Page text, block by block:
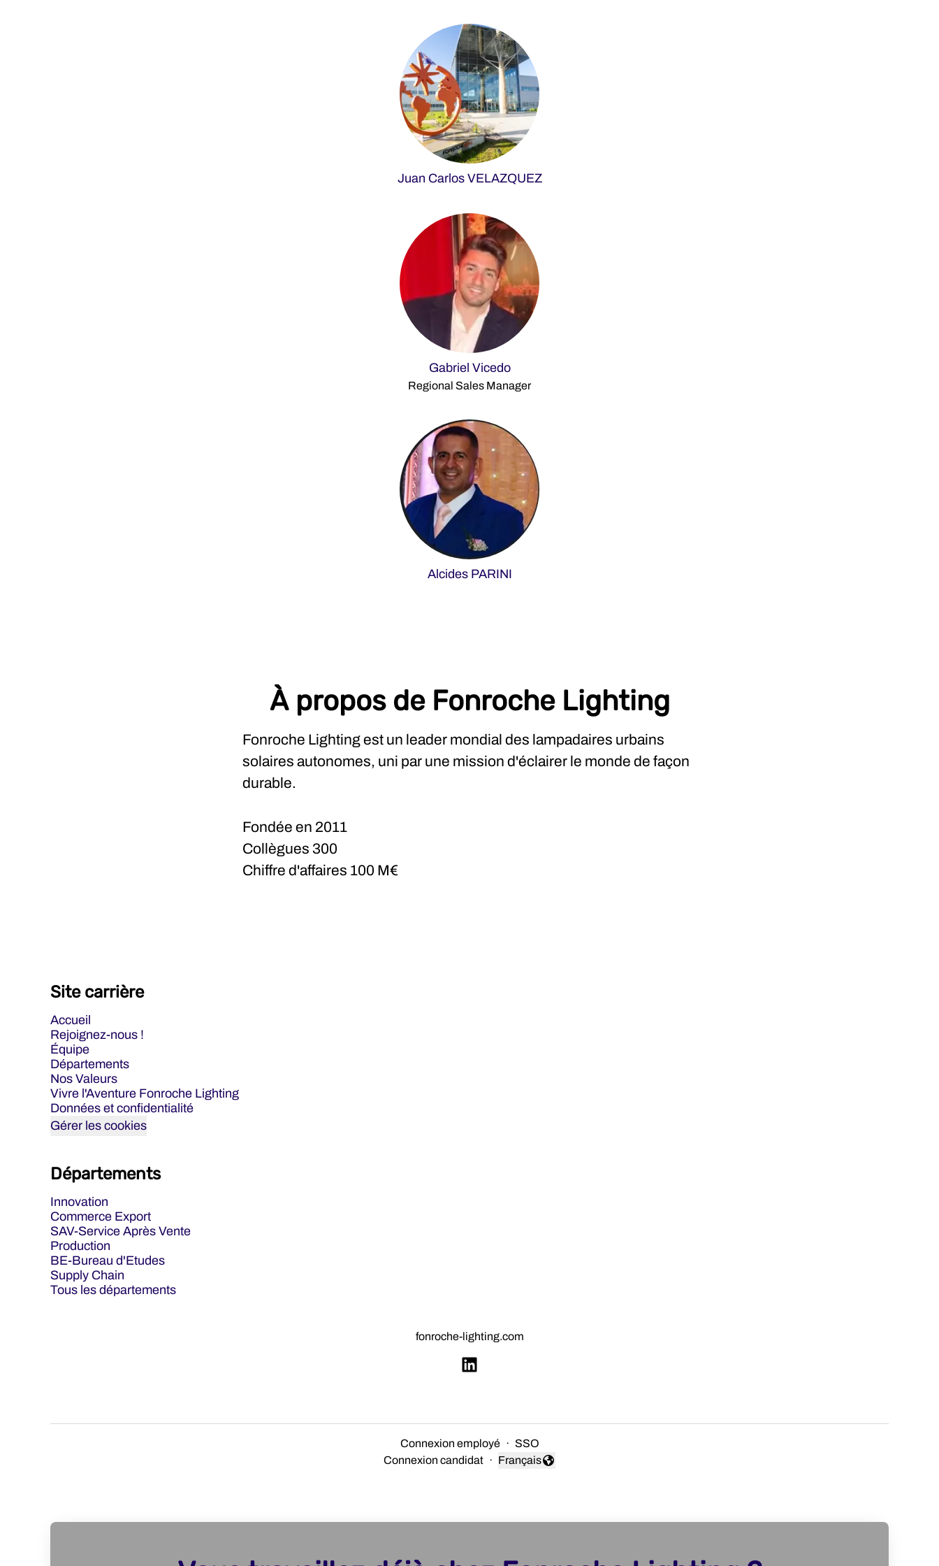
Juan Carlos VELAZQUEZ
Gabriel Vicedo
Regional Sales Manager
Alcides PARINI
À propos de Fonroche Lighting
Fonroche Lighting est un leader mondial des lampadaires urbains
solaires autonomes, uni par une mission d'éclairer le monde de façon
durable.
Fondée en 2011
Collègues 300
Chiffre d'affaires 100 M€
Site carrière
Accueil
Rejoignez-nous !
Équipe
Départements
Nos Valeurs
Vivre l'Aventure Fonroche Lighting
Données et confidentialité
Gérer les cookies
Départements
Innovation
Commerce Export
SAV-Service Après Vente
Production
BE-Bureau d'Etudes
Supply Chain
Tous les départements
fonroche-lighting.com
Connexion employé · SSO
Connexion candidat ·
Changer la langue
Français